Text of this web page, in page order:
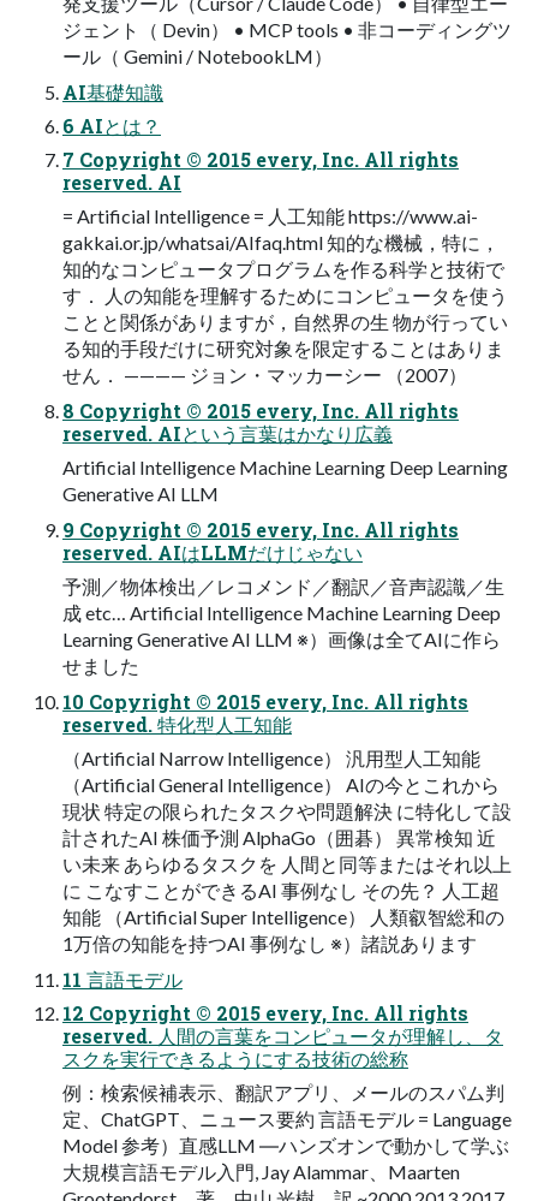
ジェント（ Devin） • MCP tools • 非コーディングツ
ール（ Gemini / NotebookLM）
AI基礎知識
6 AIとは？
7 Copyright © 2015 every, Inc. All rights
reserved. AI
= Artificial Intelligence = 人工知能 https://www.ai-
gakkai.or.jp/whatsai/AIfaq.html 知的な機械，特に，
知的なコンピュータプログラムを作る科学と技術で
す． 人の知能を理解するためにコンピュータを使う
ことと関係がありますが，自然界の生 物が行ってい
る知的手段だけに研究対象を限定することはありま
せん． ———— ジョン・マッカーシー （2007）
8 Copyright © 2015 every, Inc. All rights
reserved. AIという言葉はかなり広義
Artificial Intelligence Machine Learning Deep Learning
Generative AI LLM
9 Copyright © 2015 every, Inc. All rights
reserved. AIはLLMだけじゃない
予測／物体検出／レコメンド／翻訳／音声認識／生
成 etc… Artificial Intelligence Machine Learning Deep
Learning Generative AI LLM ※）画像は全てAIに作ら
せました
10 Copyright © 2015 every, Inc. All rights
reserved. 特化型人工知能
（Artificial Narrow Intelligence） 汎用型人工知能
（Artificial General Intelligence） AIの今とこれから
現状 特定の限られたタスクや問題解決 に特化して設
計されたAI 株価予測 AlphaGo（囲碁） 異常検知 近
い未来 あらゆるタスクを 人間と同等またはそれ以上
に こなすことができるAI 事例なし その先？ 人工超
知能 （Artificial Super Intelligence） 人類叡智総和の
1万倍の知能を持つAI 事例なし ※）諸説あります
11 言語モデル
12 Copyright © 2015 every, Inc. All rights
reserved. 人間の言葉をコンピュータが理解し、タ
スクを実行できるようにする技術の総称
例：検索候補表示、翻訳アプリ、メールのスパム判
定、ChatGPT、ニュース要約 言語モデル = Language
Model 参考）直感LLM ―ハンズオンで動かして学ぶ
大規模言語モデル入門, Jay Alammar、Maarten